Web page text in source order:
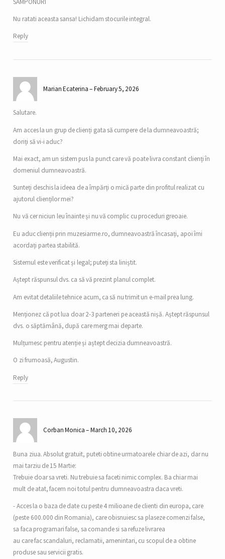
Nu ratati aceasta sansa! Lichidam stocurile integral.
Reply
Marian Ecaterina February 5, 2026
Salutare.
Am acces la un grup de clienți gata să cumpere de la dumneavoastră;
doriți să vi-i aduc?
Mai exact, am un sistem pus la punct care vă poate livra constant clienți în
domeniul dumneavoastră.
Sunteți deschis la ideea de a împărți o mică parte din profitul realizat cu
ajutorul clienților mei?
Nu vă cer niciun leu înainte și nu vă complic cu proceduri greoaie.
Eu aduc clienții prin muzesiarme.ro, dumneavoastră încasați, apoi îmi
acordați partea stabilită.
Sistemul este verificat și legal; puteți sta liniștit.
Aștept răspunsul dvs. ca să vă prezint planul complet.
Am evitat detaliile tehnice acum, ca să nu trimit un e-mail prea lung.
Menționez că pot lua doar 2-3 parteneri pe această nișă. Aștept răspunsul
dvs. o săptămână, după care merg mai departe.
Mulțumesc pentru atenție și aștept decizia dumneavoastră.
O zi frumoasă, Augustin.
Reply
Corban Monica March 10, 2026
Buna ziua. Absolut gratuit, puteti obtine urmatoarele chiar de azi, dar nu
mai tarziu de 15 Martie:
Trebuie doar sa vreti. Nu trebuie sa faceti nimic complex. Ba chiar mai
mult de atat, facem noi totul pentru dumneavoastra daca vreti.
- Acces la o baza de date cu peste 4 milioane de clienti din europa, care
(peste 600.000 din Romania), care obisnuiesc sa plaseze comenzi false,
sa faca programari false, sa comande si sa refuze livrarea
au care fac scandaluri, reclamatii, amenintari, cu scopul de a obtine
produse sau servicii gratis.